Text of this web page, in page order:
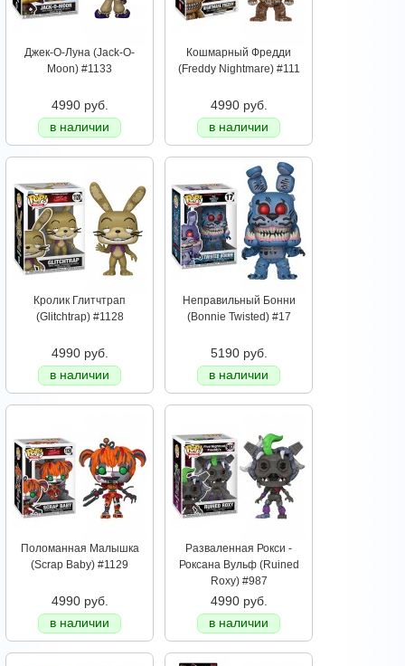
Джек-О-Луна (Jack-O-
Moon) #1133
4990 руб.
в наличии
Кошмарный Фредди
(Freddy Nightmare) #111
4990 руб.
в наличии
Кролик Глитчтрап
(Glitchtrap) #1128
4990 руб.
в наличии
Неправильный Бонни
(Bonnie Twisted) #17
5190 руб.
в наличии
Поломанная Малышка
(Scrap Baby) #1129
4990 руб.
в наличии
Разваленная Рокси -
Роксана Вульф (Ruined
Roxy) #987
4990 руб.
в наличии